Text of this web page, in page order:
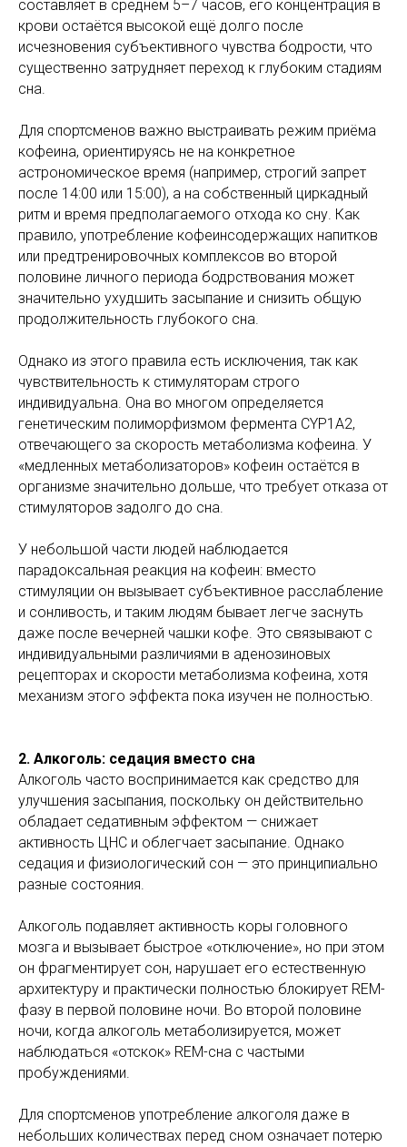
составляет в среднем 5–7 часов, его концентрация в
крови остаётся высокой ещё долго после
исчезновения субъективного чувства бодрости, что
существенно затрудняет переход к глубоким стадиям
сна.
Для спортсменов важно выстраивать режим приёма
кофеина, ориентируясь не на конкретное
астрономическое время (например, строгий запрет
после 14:00 или 15:00), а на собственный циркадный
ритм и время предполагаемого отхода ко сну. Как
правило, употребление кофеинсодержащих напитков
или предтренировочных комплексов во второй
половине личного периода бодрствования может
значительно ухудшить засыпание и снизить общую
продолжительность глубокого сна.
Однако из этого правила есть исключения, так как
чувствительность к стимуляторам строго
индивидуальна. Она во многом определяется
генетическим полиморфизмом фермента CYP1A2,
отвечающего за скорость метаболизма кофеина. У
«медленных метаболизаторов» кофеин остаётся в
организме значительно дольше, что требует отказа от
стимуляторов задолго до сна.
У небольшой части людей наблюдается
парадоксальная реакция на кофеин: вместо
стимуляции он вызывает субъективное расслабление
и сонливость, и таким людям бывает легче заснуть
даже после вечерней чашки кофе. Это связывают с
индивидуальными различиями в аденозиновых
рецепторах и скорости метаболизма кофеина, хотя
механизм этого эффекта пока изучен не полностью.
2. Алкоголь: седация вместо сна
Алкоголь часто воспринимается как средство для
улучшения засыпания, поскольку он действительно
обладает седативным эффектом — снижает
активность ЦНС и облегчает засыпание. Однако
седация и физиологический сон — это принципиально
разные состояния.
Алкоголь подавляет активность коры головного
мозга и вызывает быстрое «отключение», но при этом
он фрагментирует сон, нарушает его естественную
архитектуру и практически полностью блокирует REM-
фазу в первой половине ночи. Во второй половине
ночи, когда алкоголь метаболизируется, может
наблюдаться «отскок» REM-сна с частыми
пробуждениями.
Для спортсменов употребление алкоголя даже в
небольших количествах перед сном означает потерю